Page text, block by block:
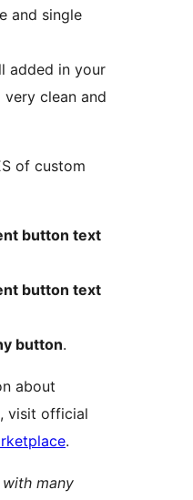
and single
added in your
clean and
of custom
button text
button text
button.
about
visit official
.
many